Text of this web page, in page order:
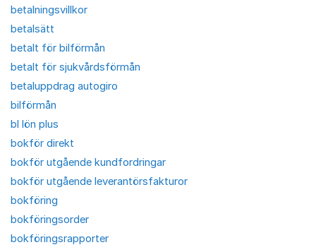
betalningsvillkor
betalsätt
betalt för bilförmån
betalt för sjukvårdsförmån
betaluppdrag autogiro
bilförmån
bl lön plus
bokför direkt
bokför utgående kundfordringar
bokför utgående leverantörsfakturor
bokföring
bokföringsorder
bokföringsrapporter